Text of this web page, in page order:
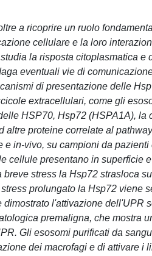
a ricoprire un ruolo
cellulare e la loro
la risposta citoplasmatica
eventuali vie di
di presentazione delle
extracellulari, come gli
HSP70, Hsp72 (HSPA1A), la
altre proteine correlate al
in-vivo, su campioni da
cellule presentano in superficie
breve stress la Hsp72 strasloca
prolungato la Hsp72 viene
l'attivazione dell'UPR
premaligna, che mostra
Gli esosomi purificati da
dei macrofagi e di attivare i